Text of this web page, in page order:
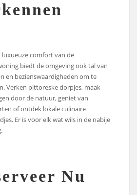
luxueuze comfort van de
biedt de omgeving ook tal van
en bezienswaardigheden om te
Verken pittoreske dorpjes, maak
door de natuur, geniet van
of ontdek lokale culinaire
Er is voor elk wat wils in de nabije
Nu